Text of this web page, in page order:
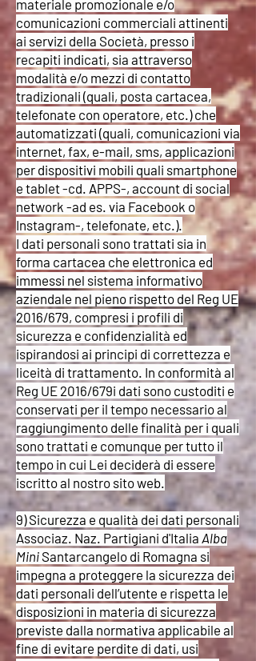
materiale promozionale e/o
comunicazioni commerciali attinenti
ai servizi della Società, presso i
recapiti indicati, sia attraverso
modalità e/o mezzi di contatto
tradizionali (quali, posta cartacea,
telefonate con operatore, etc.) che
automatizzati (quali, comunicazioni via
internet, fax, e-mail, sms, applicazioni
per dispositivi mobili quali smartphone
e tablet -cd. APPS-, account di social
network -ad es. via Facebook o
Instagram-, telefonate, etc.).
I dati personali sono trattati sia in
forma cartacea che elettronica ed
immessi nel sistema informativo
aziendale nel pieno rispetto del Reg UE
2016/679, compresi i profili di
sicurezza e confidenzialità ed
ispirandosi ai principi di correttezza e
liceità di trattamento. In conformità al
Reg UE 2016/679i dati sono custoditi e
conservati per il tempo necessario al
raggiungimento delle finalità per i quali
sono trattati e comunque per tutto il
tempo in cui Lei deciderà di essere
iscritto al nostro sito web.
9) Sicurezza e qualità dei dati personali
Associaz. Naz. Partigiani d'Italia Alba
Mini Santarcangelo di Romagna si
impegna a proteggere la sicurezza dei
dati personali dell’utente e rispetta le
disposizioni in materia di sicurezza
previste dalla normativa applicabile al
fine di evitare perdite di dati, usi